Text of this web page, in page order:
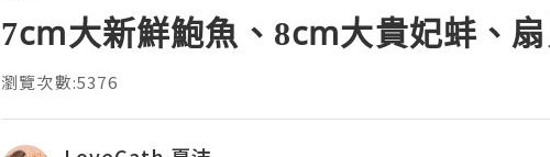
7cm大新鮮鮑魚、8cm大貴妃蚌、
瀏覽次數:5376